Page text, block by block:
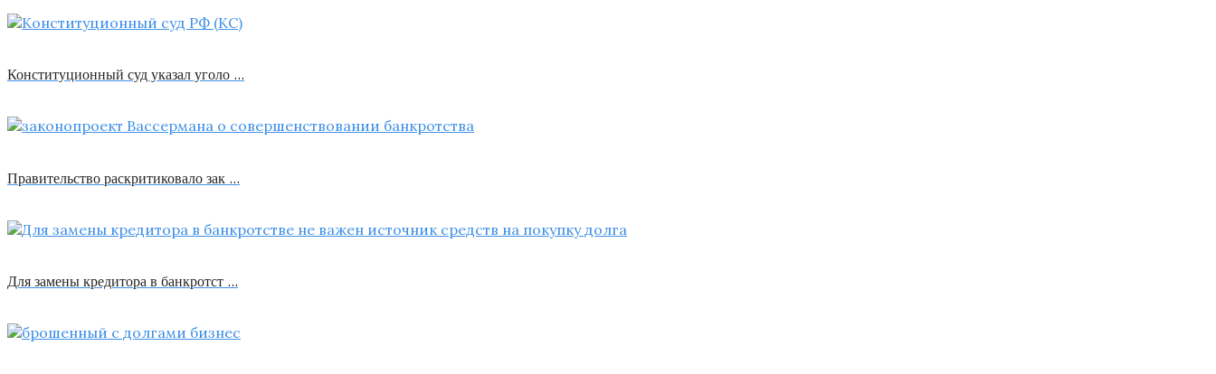
Конституционный суд указал уголо …
Правительство раскритиковало зак …
Для замены кредитора в банкротст …